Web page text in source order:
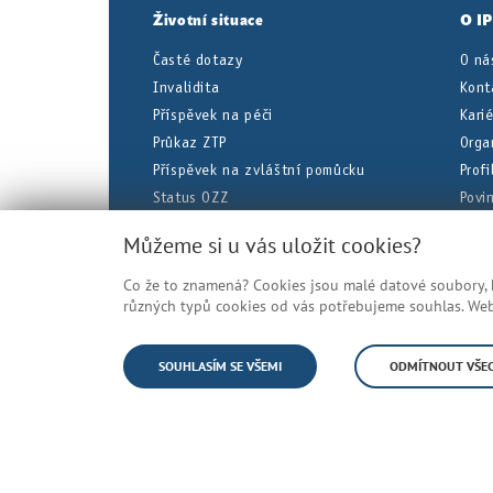
Životní situace
Časté dotazy
Invalidita
Příspěvek na péči
Průkaz ZTP
Příspěvek na zvláštní pomůcku
Status OZZ
O
O
Veškeré uvedené informace jsou
© Česká správa sociálního zabezpečení
Můžeme si u vás uložit cookies?
Co že to znamená? Cookies jsou malé datové
různých typů cookies od vás potřebujeme souhlas.
SOUHLASÍM SE VŠEMI ODMÍTNOUT